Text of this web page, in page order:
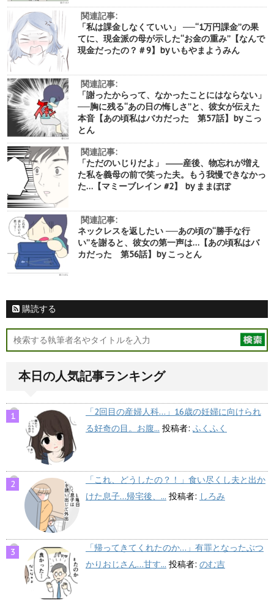
関連記事:
「私は課金しなくていい」 ──“1万円課金”の果
てに、現金派の母が示した“お金の重み”【なんで
現金だったの？＃9】by いもやまようみん
関連記事:
「謝ったからって、なかったことにはならない」
──胸に残る“あの日の悔しさ”と、彼女が伝えた
本音【あの頃私はバカだった 第57話】by こっ
とん
関連記事:
「ただのいじりだよ」 ――産後、物忘れが増え
た私を義母の前で笑った夫。もう我慢できなかっ
た…【マミーブレイン #2】 by ままぽぽ
関連記事:
ネックレスを返したい ──あの頃の“勝手な行
い”を謝ると、彼女の第一声は…【あの頃私はバ
カだった 第56話】by こっとん
購読する
本日の人気記事ランキング
「2回目の産婦人科…」16歳の妊婦に向けられ
る好奇の目。お腹... 投稿者: ふくふく
「これ、どうしたの？！」食い尽くし夫と出か
けた息子…帰宅後、... 投稿者: しろみ
「帰ってきてくれたのか…」有罪となったぶつ
かりおじさん…甘す... 投稿者: のむ吉